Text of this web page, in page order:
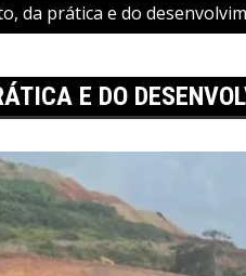
da prática e do
E DO